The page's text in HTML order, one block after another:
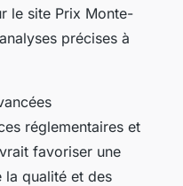
le site Prix Monte-
précises à
réglementaires et
favoriser une
qualité et des